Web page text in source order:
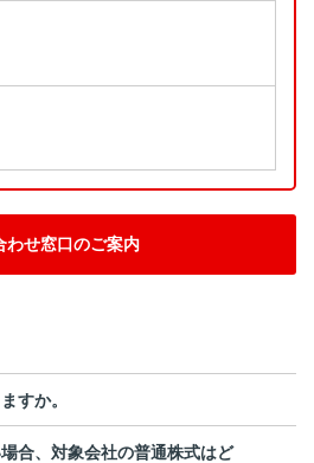
わせ窓口のご案内
すか。
合、対象会社の普通株式はど